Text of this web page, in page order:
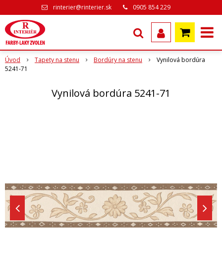
rinterier@rinterier.sk 0905 854 229
Úvod Tapety na stenu Bordúry na stenu
Vynilová bordúra
5241-71
Vynilová bordúra 5241-71